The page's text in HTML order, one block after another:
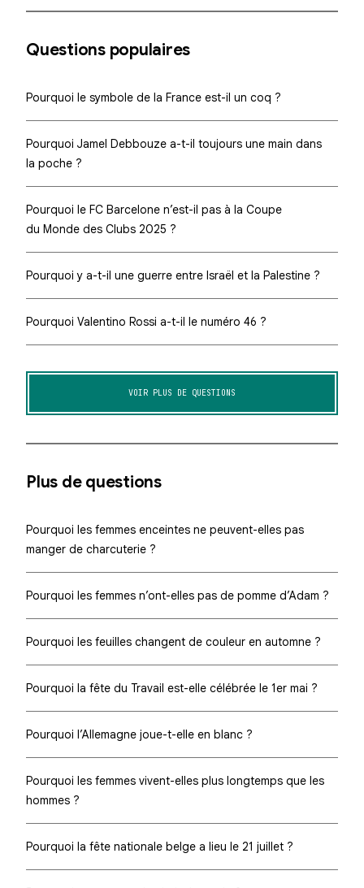
Questions populaires
Pourquoi le symbole de la France est-il un coq ?
Pourquoi Jamel Debbouze a-t-il toujours une main dans
la poche ?
Pourquoi le FC Barcelone n’est-il pas à la Coupe
du Monde des Clubs 2025 ?
Pourquoi y a-t-il une guerre entre Israël et la Palestine ?
Pourquoi Valentino Rossi a-t-il le numéro 46 ?
VOIR PLUS DE QUESTIONS
Plus de questions
Pourquoi les femmes enceintes ne peuvent-elles pas
manger de charcuterie ?
Pourquoi les femmes n’ont-elles pas de pomme d’Adam ?
Pourquoi les feuilles changent de couleur en automne ?
Pourquoi la fête du Travail est-elle célébrée le 1er mai ?
Pourquoi l’Allemagne joue-t-elle en blanc ?
Pourquoi les femmes vivent-elles plus longtemps que les
hommes ?
Pourquoi la fête nationale belge a lieu le 21 juillet ?